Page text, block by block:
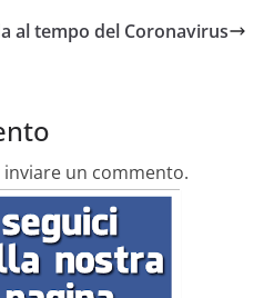
al tempo del Coronavirus
inviare un commento.